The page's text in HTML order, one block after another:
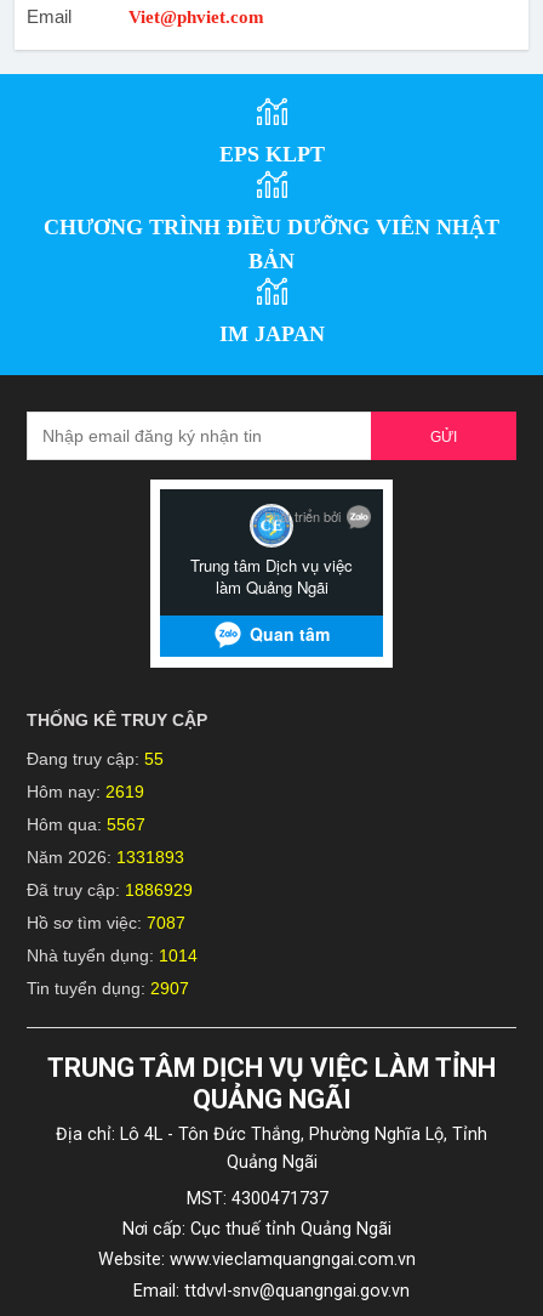
Email Viet@phviet.com
EPS KLPT
CHƯƠNG TRÌNH ĐIỀU DƯỠNG VIÊN NHẬT
BẢN
IM JAPAN
GỬI
THỐNG KÊ TRUY CẬP
Đang truy cập: 55
Hôm nay: 2619
Hôm qua: 5567
Năm 2026: 1331893
Đã truy cập: 1886929
Hồ sơ tìm việc: 7087
Nhà tuyển dụng: 1014
Tin tuyển dụng: 2907
TRUNG TÂM DỊCH VỤ VIỆC LÀM TỈNH
QUẢNG NGÃI
Địa chỉ: Lô 4L - Tôn Đức Thắng, Phường Nghĩa Lộ, Tỉnh
Quảng Ngãi
MST: 4300471737
Nơi cấp: Cục thuế tỉnh Quảng Ngãi
Website: www.vieclamquangngai.com.vn
Email: ttdvvl-snv@quangngai.gov.vn